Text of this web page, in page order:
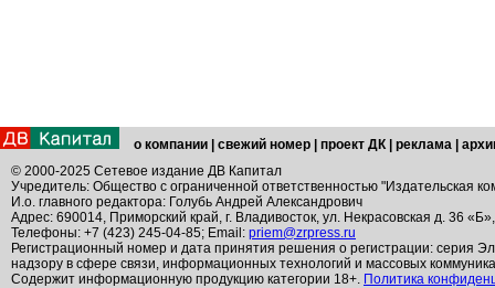
о компании свежий номер проект ДК реклама
© 2000-2025 Сетевое издание ДВ Капитал
Учредитель: Общество с ограниченной ответственностью "Издательская
И.о. главного редактора: Голубь Андрей Александрович
Адрес: 690014, Приморский край, г. Владивосток, ул. Некрасовская д. 36
Телефоны: +7 (423) 245-04-85; Email: priem@zrpress.ru
Регистрационный номер и дата принятия решения о регистрации: серия
надзору в сфере связи, информационных технологий и массовых
Содержит информационную продукцию категории 18+. Политика